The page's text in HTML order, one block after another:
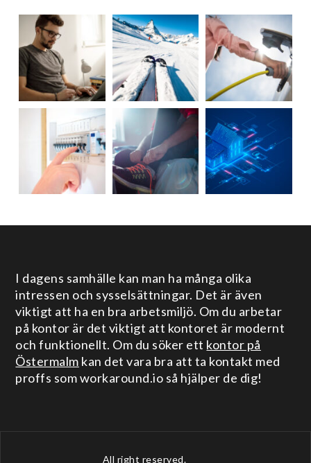
I dagens samhälle kan man ha många olika
intressen och sysselsättningar. Det är även
viktigt att ha en bra arbetsmiljö. Om du arbetar
på kontor är det viktigt att kontoret är modernt
och funktionellt. Om du söker ett kontor på
Östermalm kan det vara bra att ta kontakt med
proffs som workaround.io så hjälper de dig!